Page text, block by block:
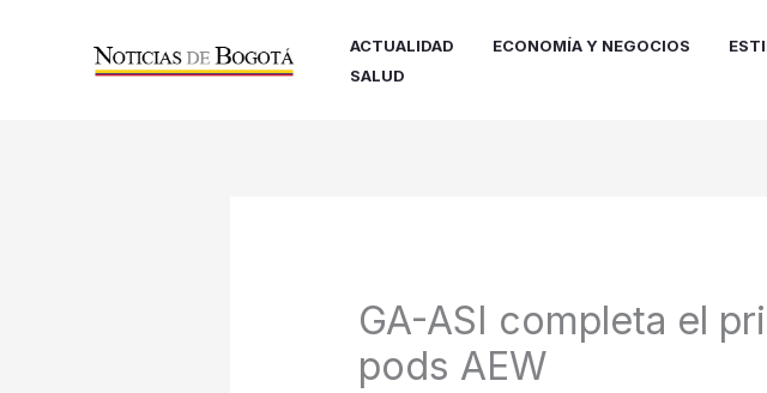
ACTUALIDAD ECONOMÍA Y NEGOCIOS
SALUD
GA-ASI completa el
pods AEW